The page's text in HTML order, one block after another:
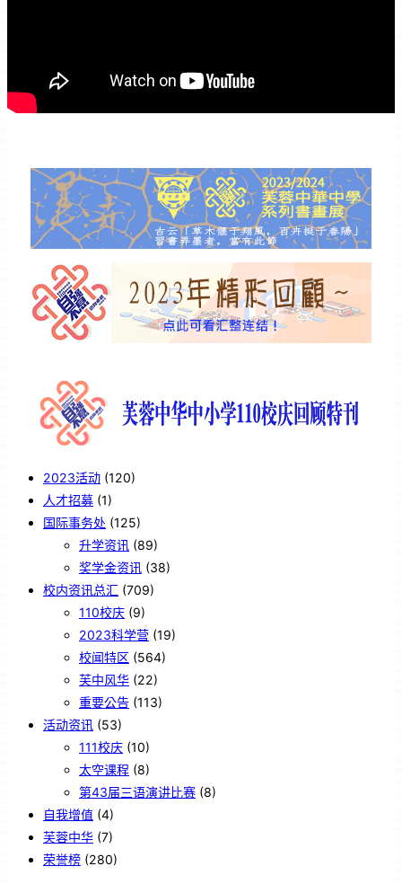
2023活动 (120)
人才招募 (1)
国际事务处 (125)
升学资讯 (89)
奖学金资讯 (38)
校内资讯总汇 (709)
110校庆 (9)
2023科学营 (19)
校闻特区 (564)
芙中风华 (22)
重要公告 (113)
活动资讯 (53)
111校庆 (10)
太空课程 (8)
第43届三语演讲比赛 (8)
自我增值 (4)
芙蓉中华 (7)
荣誉榜 (280)